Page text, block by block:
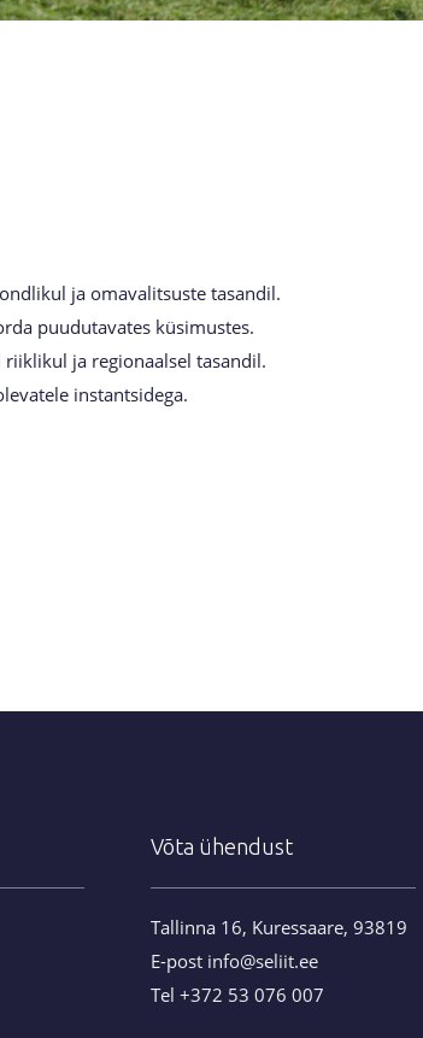
ja omavalitsuste tasandil.
puudutavates küsimustes.
ja regionaalsel tasandil.
instantsidega.
Võta ühendust
Tallinna 16, Kuressaare, 93819
E-post info@seliit.ee
Tel +372 53 076 007